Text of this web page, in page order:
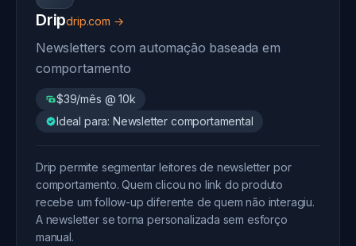
Dripdrip.com →
Newsletters com automação baseada em
comportamento
$39/mês @ 10k
Ideal para: Newsletter comportamental
Drip permite segmentar leitores de newsletter por
comportamento. Quem clicou no link do produto
recebe um follow-up diferente de quem não interagiu.
A newsletter se torna personalizada sem esforço
manual.